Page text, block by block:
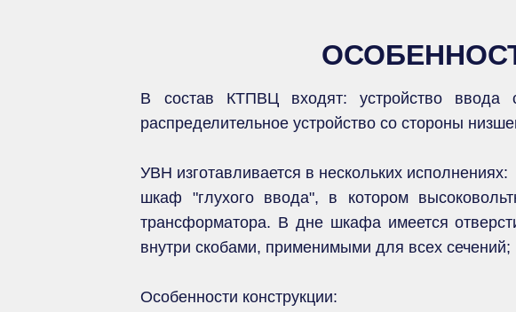
В состав КТПВЦ входят: устройство ввода
распределительное устройство со стороны
УВН изготавливается в нескольких исполнениях:
шкаф "глухого ввода", в котором
трансформатора. В дне шкафа имеется
внутри скобами, применимыми для всех сечений;
Особенности конструкции: